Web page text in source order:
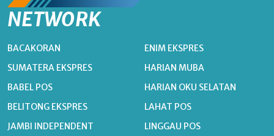
NETWORK
BACAKORAN
SUMATERA EKSPRES
BABEL POS
BELITONG EKSPRES
JAMBI INDEPENDENT
ENIM EKSPRES
HARIAN MUBA
HARIAN OKU SELATAN
LAHAT POS
LINGGAU POS